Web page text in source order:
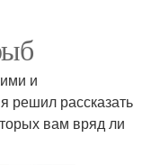
и
решил рассказать
вам вряд ли